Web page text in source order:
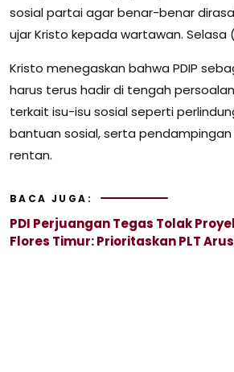
sosial partai agar benar-benar
ujar Kristo kepada wartawan. Selasa
Kristo menegaskan bahwa PDIP
harus terus hadir di tengah
terkait isu-isu sosial seperti
bantuan sosial, serta
rentan.
BACA JUGA:
PDI Perjuangan Tegas Tolak
Flores Timur: Prioritaskan PLT